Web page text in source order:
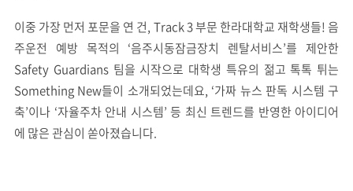
이중 가장 먼저 포문을 연 건, Track 3 부문 한라대학교 재학생들! 음
주운전 예방 목적의 ‘음주시동잠금장치 렌탈서비스’를 제안한
Safety Guardians 팀을 시작으로 대학생 특유의 젊고 톡톡 튀는
Something New들이 소개되었는데요, ‘가짜 뉴스 판독 시스템 구
축’이나 ‘자율주차 안내 시스템’ 등 최신 트렌드를 반영한 아이디어
에 많은 관심이 쏟아졌습니다.